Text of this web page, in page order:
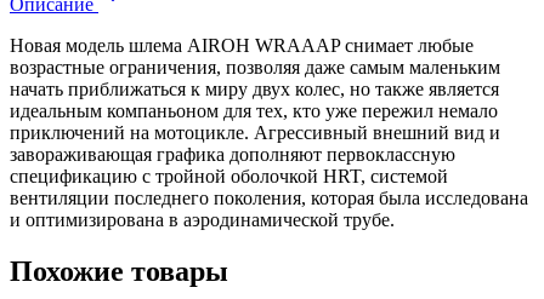
Новая модель шлема AIROH WRAAAP снимает любые
возрастные ограничения, позволяя даже самым маленьким
начать приближаться к миру двух колес, но также является
идеальным компаньоном для тех, кто уже пережил немало
приключений на мотоцикле. Агрессивный внешний вид и
завораживающая графика дополняют первоклассную
спецификацию с тройной оболочкой HRT, системой
вентиляции последнего поколения, которая была исследована
и оптимизирована в аэродинамической трубе.
Похожие товары